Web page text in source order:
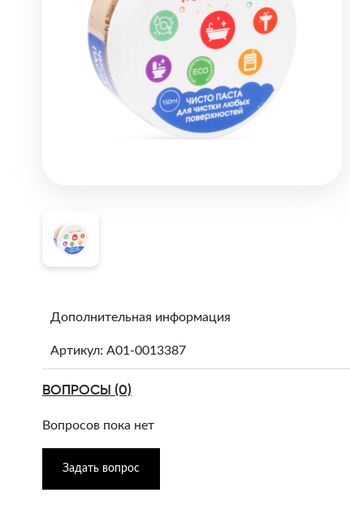
Дополнительная информация
Артикул: A01-0013387
ВОПРОСЫ (0)
Вопросов пока нет
Задать вопрос